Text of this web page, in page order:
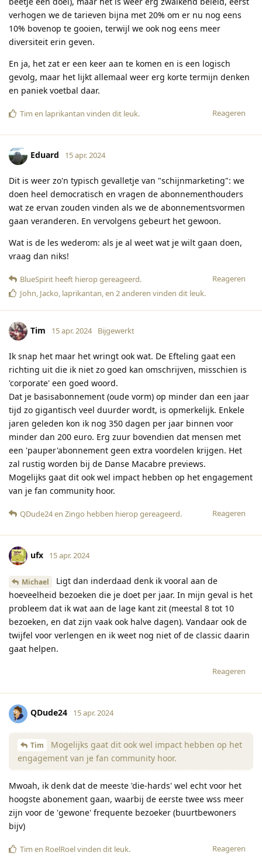
verhogen we de tarieven bijna met 20% om er nu nog eens
10% bovenop te gooien, terwijl we ook nog eens meer
diversiteit erin geven.
En ja, het zat er een keer aan te komen en is een logisch
gevolg, maar het lijkt allemaal weer erg korte termijn denken
en paniek voetbal daar.
Reageren
Tim en laprikantan vinden dit leuk.
Eduard 15 apr. 2024
Dit is weer zo'n typisch gevalletje van "schijnmarketing": we
doen heel democratisch en vragen de abonnementhouders
wat ze ervan zouden vinden als we de abonnementsvormen
gaan veranderen. En vervolgens gebeurt het gewoon.
Wat is de les wederom: als je al weet wat je wilt gaan doen,
vraag dan niks!
Reageren
BlueSpirit heeft hierop gereageerd.
John, Jacko, laprikantan, en 2anderen vinden dit leuk.
Tim 15 apr. 2024 Bijgewerkt
Ik snap het maar het wringt ook wat. De Efteling gaat een
richting uit die ik niet zo goed kan omschrijven, misschien is
'corporate' een goed woord.
Dat je basisabonnement (oude vorm) op minder dan een jaar
tijd zo gigantisch veel duurder wordt, is opmerkelijk. Enkele
jaren geleden kon ik nog 350 dagen per jaar binnen voor
minder dan 200 euro. Erg zuur bovendien dat mensen met
een 'pauper'abonnement geen extra voordelen krijgen. Het
zal rustig worden bij de Danse Macabre previews.
Mogelijks gaat dit ook wel impact hebben op het engagement
van je fan community hoor.
Reageren
QDude24en Zingo hebben hierop gereageerd.
ufx 15 apr. 2024
Michael
Ligt dan inderdaad denk ik vooral aan de
hoeveelheid bezoeken die je doet per jaar. In mijn geval is het
probleem dat ik wat aan de lage kant zit (meestal 8 tot 10
bezoeken, en dat zijn vaak ook halve dagen). Vandaar ook de
twijfel voor verlengen en ik weet nog niet of de classic daarin
gaat helpen.
Reageren
QDude24 15 apr. 2024
Tim
Mogelijks gaat dit ook wel impact hebben op het
engagement van je fan community hoor.
Mwoah, ik denk dat de meeste 'die-hards' wel echt voor het
hoogste abonement gaan, waarbij de eerste twee wss meer
zijn voor de 'gewone' frequente bezoeker (buurtbewoners
bijv)
Reageren
Tim en RoelRoelvinden dit leuk.